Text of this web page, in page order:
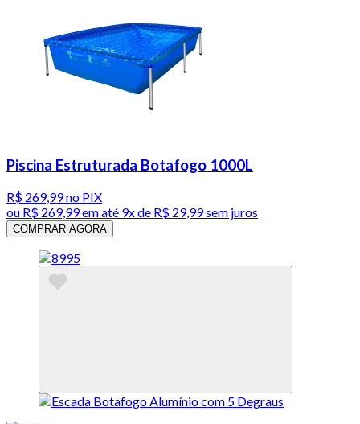
Piscina Estruturada Botafogo 1000L
R$ 269,99no PIX
ou R$ 269,99em até 9x de R$ 29,99 sem juros
COMPRAR AGORA